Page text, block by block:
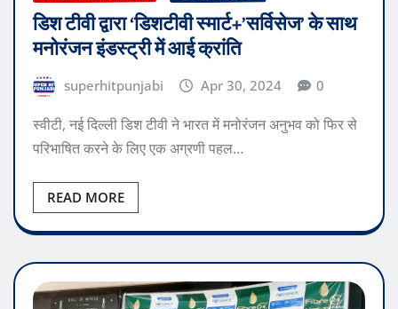
डिश टीवी द्वारा ‘डिशटीवी स्मार्ट+’सर्विसेज’ के साथ
मनोरंजन इंडस्ट्री में आई क्रांति
superhitpunjabi Apr 30, 2024 0
स्वीटी, नई दिल्ली डिश टीवी ने भारत में मनोरंजन अनुभव को फिर से
परिभाषित करने के लिए एक अग्रणी पहल…
READ MORE